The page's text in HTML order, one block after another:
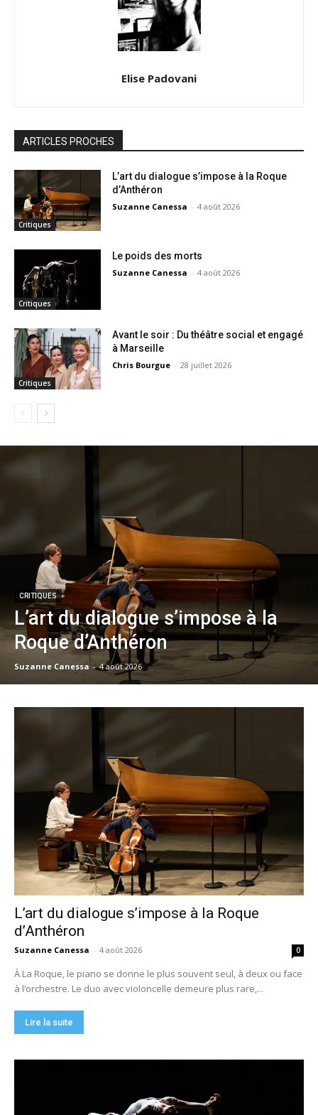
Elise Padovani
ARTICLES PROCHES
Critiques
L’art du dialogue s’impose à la Roque
d’Anthéron
Suzanne Canessa - 4 août 2026
Critiques
Le poids des morts
Suzanne Canessa - 4 août 2026
Critiques
Avant le soir : Du théâtre social et engagé
à Marseille
Chris Bourgue - 28 juillet 2026
CRITIQUES
L’art du dialogue s’impose à la
Roque d’Anthéron
Suzanne Canessa - 4 août 2026
L’art du dialogue s’impose à la Roque
d’Anthéron
Suzanne Canessa - 4 août 2026 0
À La Roque, le piano se donne le plus souvent seul, à deux ou face
à l’orchestre. Le duo avec violoncelle demeure plus rare,...
Lire la suite